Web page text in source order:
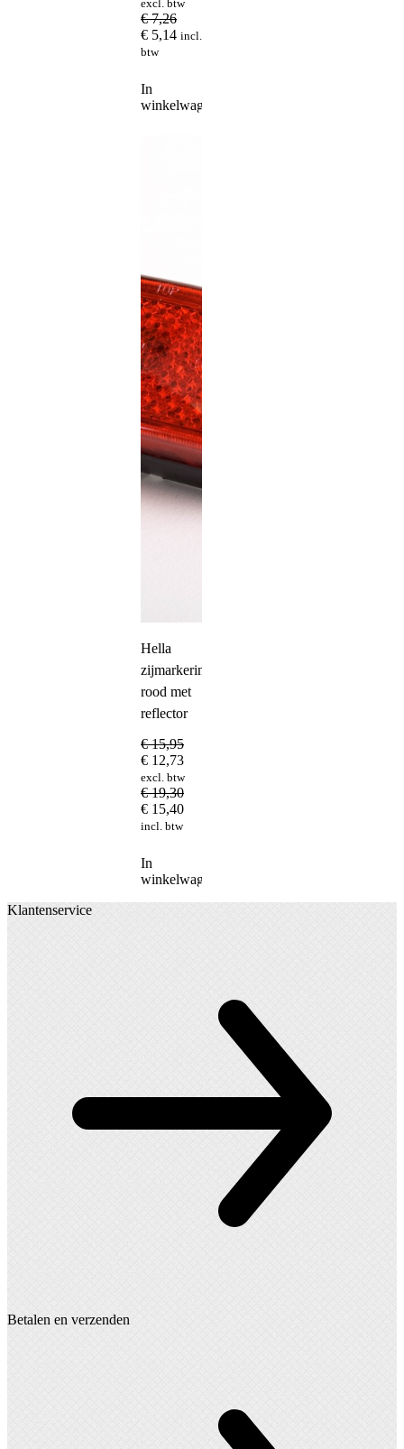
excl. btw
€7,26
€ 5,14 incl.
btw
In
winkelwagen
Hella
zijmarkeringslamp
rood met
reflector
€15,95
€ 12,73
excl. btw
€19,30
€ 15,40
incl. btw
In
winkelwagen
Klantenservice
Betalen en verzenden